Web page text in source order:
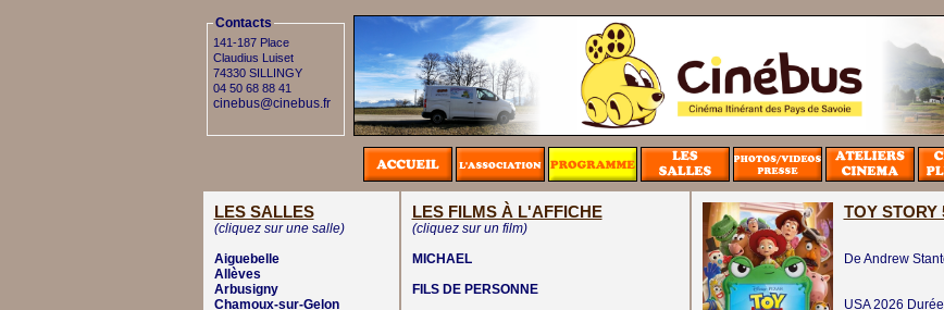
Contacts
141-187 Place
Claudius Luiset
74330 SILLINGY
04 50 68 88 41
cinebus@cinebus.fr
LES SALLES
(cliquez sur une salle)
Aiguebelle
Allèves
Arbusigny
Chamoux-sur-Gelon
LES FILMS À L'AFFICHE
(cliquez sur un film)
MICHAEL
FILS DE PERSONNE
TOY STORY
De Andrew
USA 2026